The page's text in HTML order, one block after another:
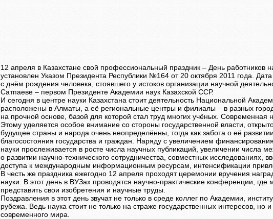
12 апреля в Казахстане свой профессиональный праздник – День работников
установлен Указом Президента Республики №164 от 20 октября 2011 года.
с днём рождения человека, стоявшего у истоков организации научной
Сатпаеве – первом Президенте Академии наук Казахской ССР.
И сегодня в центре науки Казахстана стоит деятельность Национальной
расположены в Алматы, а её региональные центры и филиалы – в разных
на прочной основе, базой для которой стал труд многих учёных. Современная
Этому уделяется особое внимание со стороны государственной власти,
будущее страны и народа очень неопределённы, тогда как забота о её
благосостояния государства и граждан. Наряду с увеличением
науки прослеживается в росте числа научных публикаций, увеличении числа
о развитии научно-технического сотрудничества, совместных исследованиях,
доступа к международным информационным ресурсам, интенсификации
В честь же праздника ежегодно 12 апреля проходят церемонии вручения
науки. В этот день в ВУЗах проводятся научно-практические конференции,
представить свои изобретения и научные труды.
Поздравления в этот день звучат не только в среде коллег по Академии,
рубежа. Ведь наука стоит не только на страже государственных интересов,
современного мира.